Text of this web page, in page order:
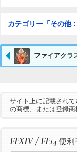
カテゴリー「その他
ファイアクラ
サイト上に記載され
の商標、または登録商
FFXIV / FF14 便利